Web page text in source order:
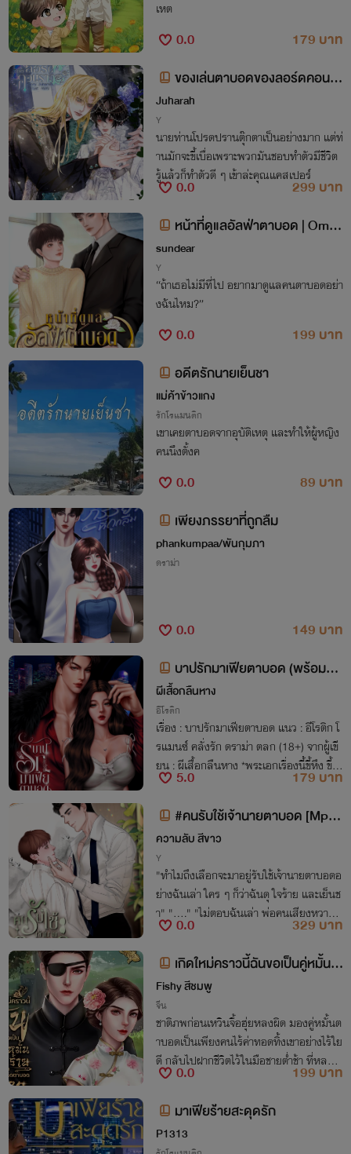
เหต
0.0
179 บาท
ของเล่นตาบอดของลอร์ดคอนรา
ด
Juharah
Y
นายท่านโปรดปรานตุ๊กตาเป็นอย่างมาก แต่ท่
านมักจะขี้เบื่อเพราะพวกมันชอบทำตัวมีชีวิต
รู้แล้วก็ทำตัวดี ๆ เข้าล่ะคุณแคสเปอร์
0.0
299 บาท
หน้าที่ดูแลอัลฟ่าตาบอด | Ome
gaverse
sundear
Y
“ถ้าเธอไม่มีที่ไป อยากมาดูแลคนตาบอดอย่า
งฉันไหม?”
0.0
199 บาท
อดีตรักนายเย็นชา
แม่ค้าข้าวแกง
รักโรแมนติก
เขาเคยตาบอดจากอุบัติเหตุ และทำให้ผู้หญิง
คนนึงตั้งค
0.0
89 บาท
เพียงภรรยาที่ถูกลืม
phankumpaa/พันกุมภา
ดราม่า
0.0
149 บาท
บาปรักมาเฟียตาบอด (พร้อมตอ
นพิเศษและภาพประกอบ)
ผีเสื้อกลืนหาง
อีโรติก
เรื่อง : บาปรักมาเฟียตาบอด แนว : อีโรติก โ
รแมนซ์ คลั่งรัก ดราม่า ตลก (18+) จากผู้เขี
ยน : ผีเสื้อกลืนหาง *พระเอกเรื่องนี้ขี้หึง ขี้ห
วงเมียที่สุดในสามโลก 📌 [เรื่องย่อ] เมื่อไม่
สมหวังในความรักจนหมอดูทักว่าชีวิตจะตก
ต่ำ เบบี๋ จึงต้องกลับไปหาแฟนเก่าเพื่อขอให้เ
ขาอโหสิกรรมให้ แต่เธอดันมารู้ทีหลังว่า หมื่
นผา แฟนเก่าสุดหล่อดัน 'ตาบอด' เธอจึงสมั
ครไปเป็นคนดูแลส่วนตัวของเขา.. * เฉพาะค
นที่ซื้ออีบุ๊กจะได้อ่านตอนพิเศษ 3 ตอน ** มี
ภาพประกอบ 18+ ทักมารับได้ที่เพจ FB : น
ามปากกา ผีเสื้อกลืนหาง นะคะ 🥰
5.0
179 บาท
#คนรับใช้เจ้านายตาบอด [Mpre
g] | จักรวาลพิการ
ความลับ สีขาว
Y
"ทำไมถึงเลือกจะมาอยู่รับใช้เจ้านายตาบอดอ
ย่างฉันเล่า ใคร ๆ ก็ว่าฉันดุ ใจร้าย และเย็นช
า" "...." "ไม่ตอบฉันเล่า พ่อคนเสียงหวาน"
"คะ คือ.." "เสียงหวาน หน้าจะหวานด้วยหรือ
เปล่า เสียดายจริงที่มองไม่เห็นแล้ว"
0.0
329 บาท
เกิดใหม่คราวนี้ฉันขอเป็นคู่หมั้นตั
วร้ายของบอดี้การ์ดตาบอด ยุค 80
Fishy สีชมพู
จีน
ชาติภพก่อนเหวินจื้อฮุ่ยหลงผิด มองคู่หมั้นต
าบอดเป็นเพียงคนไร้ค่าทอดทิ้งเขาอย่างไร้ใย
ดี กลับไปฝากชีวิตไว้ในมือชายต่ำช้า ที่หลอกใ
ช้เธอเพื่อผลประโยชน์ จนกระทั่งต้องเผชิญชะ
0.0
199 บาท
มาเฟียร้่ายสะดุดรัก
P1313